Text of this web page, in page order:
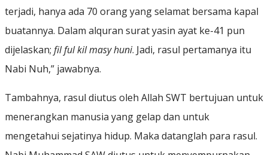
terjadi, hanya ada 70 orang yang selamat bersama kapal
buatannya. Dalam alquran surat yasin ayat ke-41 pun
dijelaskan; fil ful kil masy huni. Jadi, rasul pertamanya itu
Nabi Nuh,” jawabnya.
Tambahnya, rasul diutus oleh Allah SWT bertujuan untuk
menerangkan manusia yang gelap dan untuk
mengetahui sejatinya hidup. Maka datanglah para rasul.